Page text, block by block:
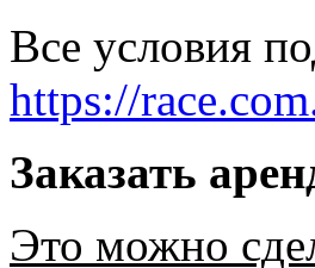
Все условия
https://
Заказать
Это можно